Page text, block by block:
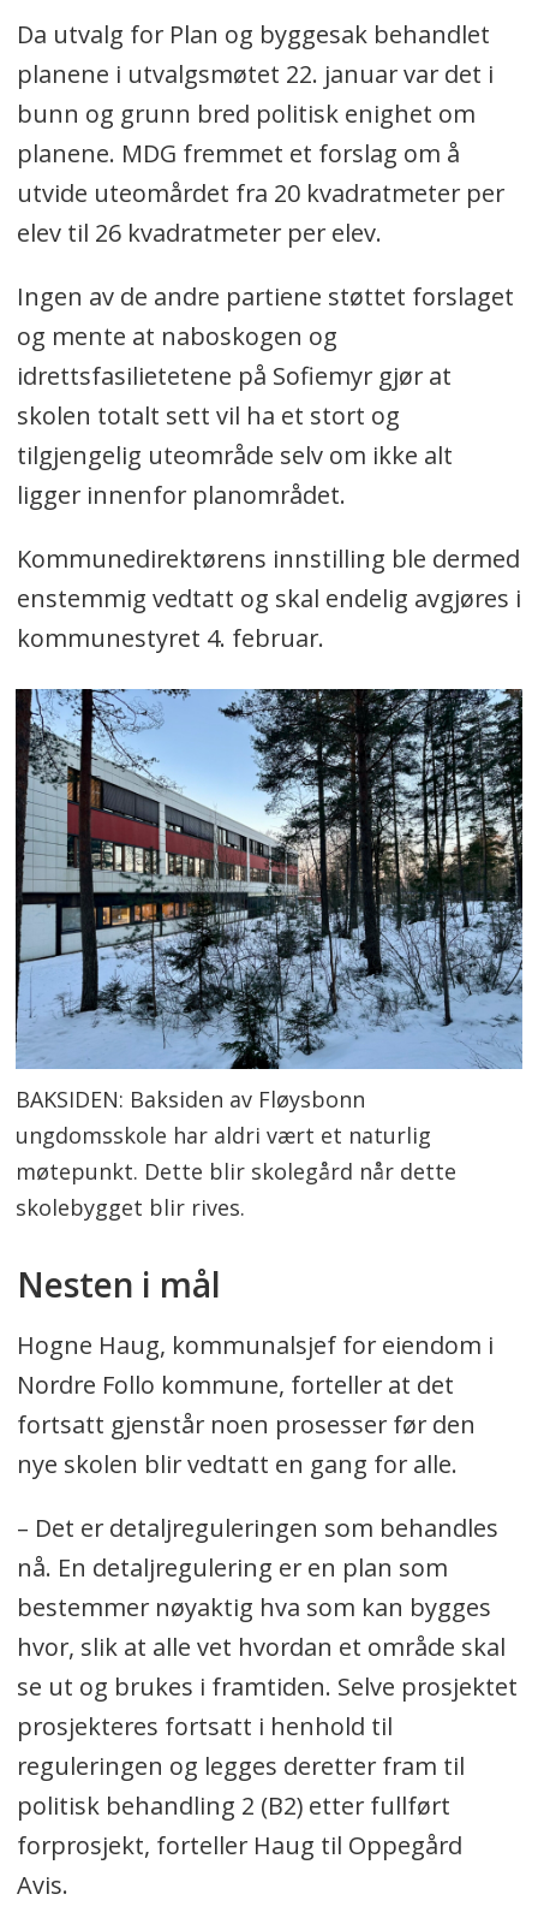
Da utvalg for Plan og byggesak behandlet
planene i utvalgsmøtet 22. januar var det i
bunn og grunn bred politisk enighet om
planene. MDG fremmet et forslag om å
utvide uteomårdet fra 20 kvadratmeter per
elev til 26 kvadratmeter per elev.
Ingen av de andre partiene støttet forslaget
og mente at naboskogen og
idrettsfasilietetene på Sofiemyr gjør at
skolen totalt sett vil ha et stort og
tilgjengelig uteområde selv om ikke alt
ligger innenfor planområdet.
Kommunedirektørens innstilling ble dermed
enstemmig vedtatt og skal endelig avgjøres i
kommunestyret 4. februar.
BAKSIDEN: Baksiden av Fløysbonn
ungdomsskole har aldri vært et naturlig
møtepunkt. Dette blir skolegård når dette
skolebygget blir rives.
Nesten i mål
Hogne Haug, kommunalsjef for eiendom i
Nordre Follo kommune, forteller at det
fortsatt gjenstår noen prosesser før den
nye skolen blir vedtatt en gang for alle.
– Det er detaljreguleringen som behandles
nå. En detaljregulering er en plan som
bestemmer nøyaktig hva som kan bygges
hvor, slik at alle vet hvordan et område skal
se ut og brukes i framtiden. Selve prosjektet
prosjekteres fortsatt i henhold til
reguleringen og legges deretter fram til
politisk behandling 2 (B2) etter fullført
forprosjekt, forteller Haug til Oppegård
Avis.